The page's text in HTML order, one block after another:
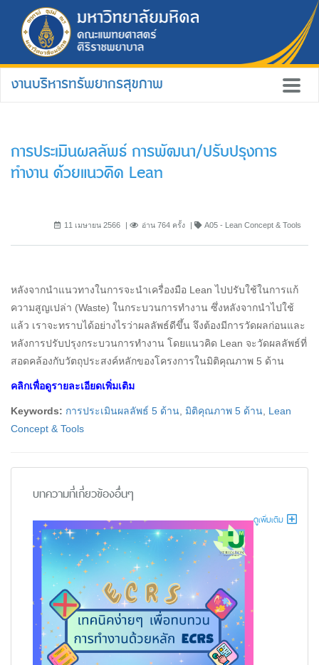
งานบริหารทรัพยากรสุขภาพ
การประเมินผลลัพธ์ การพัฒนา/ปรับปรุงการ
ทำงาน ด้วยแนวคิด Lean
11 เมษายน 2566 อ่าน 764 ครั้ง A05 - Lean Concept & Tools
หลังจากนำแนวทางในการจะนำเครื่องมือ Lean ไปปรับใช้ในการแก้
ความสูญเปล่า (Waste) ในกระบวนการทำงาน ซึ่งหลังจากนำไปใช้
แล้ว เราจะทราบได้อย่างไรว่าผลลัพธ์ดีขึ้น จึงต้องมีการวัดผลก่อนและ
หลังการปรับปรุงกระบวนการทำงาน โดยแนวคิด Lean จะวัดผลลัพธ์ที่
สอดคล้องกับวัตถุประสงค์หลักของโครงการในมิติคุณภาพ 5 ด้าน
คลิกเพื่อดูรายละเอียดเพิ่มเติม
Keywords: การประเมินผลลัพธ์ 5 ด้าน มิติคุณภาพ 5 ด้าน Lean
Concept & Tools
บทความที่เกี่ยวข้องอื่นๆ
ดูเพิ่มเติม